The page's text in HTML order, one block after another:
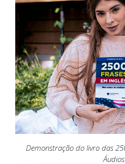
Demonstração do livro das
Áudios